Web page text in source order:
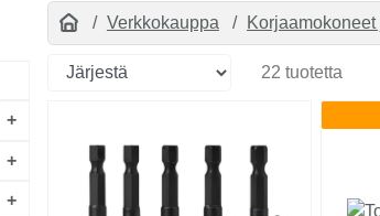
+
+
+
Verkkokauppa
22 tuotetta